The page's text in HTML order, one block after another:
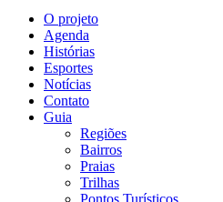
O projeto
Agenda
Histórias
Esportes
Notícias
Contato
Guia
Regiões
Bairros
Praias
Trilhas
Pontos Turísticos